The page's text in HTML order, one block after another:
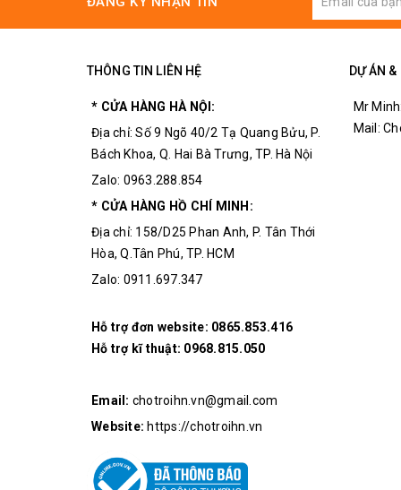
THÔNG TIN LIÊN HỆ
* CỬA HÀNG HÀ NỘI:
Địa chỉ: Số 9 Ngõ 40/2 Tạ Quang Bửu, P.
Bách Khoa, Q. Hai Bà Trưng, TP. Hà Nội
Zalo: 0963.288.854
* CỬA HÀNG HỒ CHÍ MINH:
Địa chỉ: 158/D25 Phan Anh, P. Tân Thới
Hòa, Q.Tân Phú, TP. HCM
Zalo: 0911.697.347
Hỗ trợ đơn website: 0865.853.416
Hỗ trợ kĩ thuật: 0968.815.050
Email: chotroihn.vn@gmail.com
Website: https://chotroihn.vn
DỰ ÁN &
Mr
Mail: